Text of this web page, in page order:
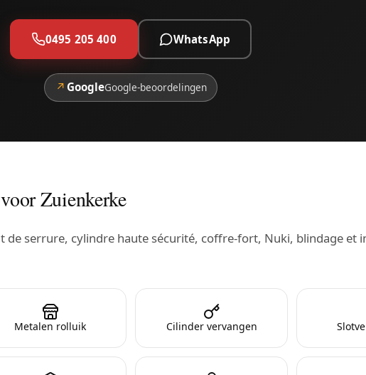
0495 205 400 WhatsApp
↗ GoogleGoogle-beoordelingen
Zuienkerke
de serrure, cylindre haute sécurité, coffre-fort, Nuki, blindage et
Metalen rolluik Cilinder vervangen